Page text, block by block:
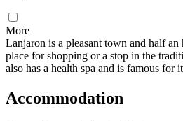
More
Lanjaron is a pleasant town and half
place for shopping or a stop in the
also has a health spa and is famous for
Accommodation